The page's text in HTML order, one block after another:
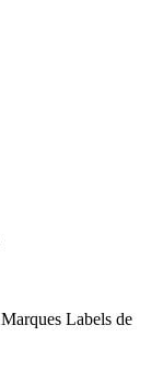
Marques Labels de